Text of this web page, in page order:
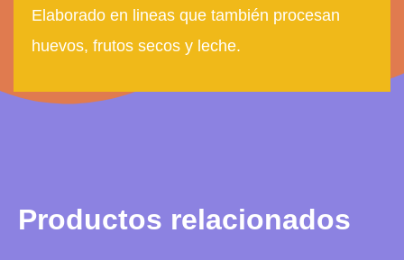
Elaborado en lineas que también procesan
huevos, frutos secos y leche.
Productos relacionados